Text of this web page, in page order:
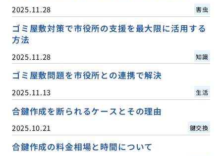
2025.11.28 害虫
ゴミ屋敷対策で市役所の支援を最大限に活用する
方法
2025.11.28 知識
ゴミ屋敷問題を市役所との連携で解決
2025.11.13 生活
合鍵作成を断られるケースとその理由
2025.10.21 鍵交換
合鍵作成の料金相場と時間について